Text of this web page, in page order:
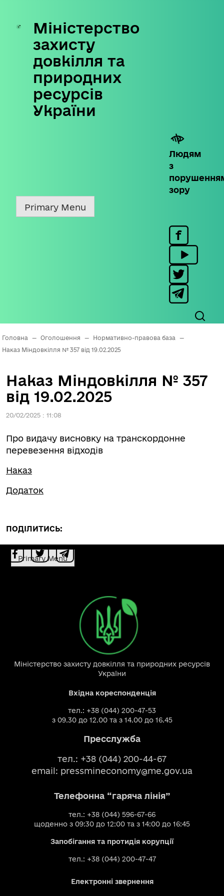
Skip
content
Міністерство
захисту
довкілля та
природних
ресурсів
України
Людям
з
зору
Primary Menu
Головна — Оголошення — Нормативно-правова база
—
Наказ Міндовкілля № 357 від 19.02.2025
Наказ Міндовкілля № 357
від 19.02.2025
20/02/2025 : 11:08
Про видачу висновку на транскордонне
перевезення відходів
Наказ
Додаток
ПОДІЛИТИСЬ:
Primary Menu
Міністерство захисту довкілля та природних ресурсів
України
Вхідна кореспонденція
тел.: +38 (044) 200-47-53
з 09.30 до 12.00 та з 14.00 до 16.45
Пресслужба
тел.: +38 (044) 200-44-67
email: pressmineconomy@me.gov.ua
Телефонна “гаряча лінія”
тел.: +38 (044) 596-67-66
щоденно з 09:30 до 12:00 та з 14:00 до 16:45
Запобігання та протидія корупції
тел.: +38 (044) 200-47-47
Електронні звернення